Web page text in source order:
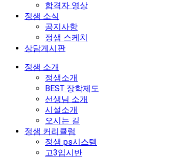
합격자 영상
정샘 소식
공지사항
정샘 스케치
상담게시판
정샘 소개
정샘소개
BEST 장학제도
선생님 소개
시설소개
오시는 길
정샘 커리큘럼
정샘 ps시스템
고3입시반